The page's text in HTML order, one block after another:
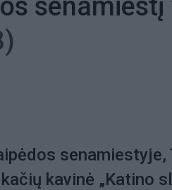
kavinė „Katino